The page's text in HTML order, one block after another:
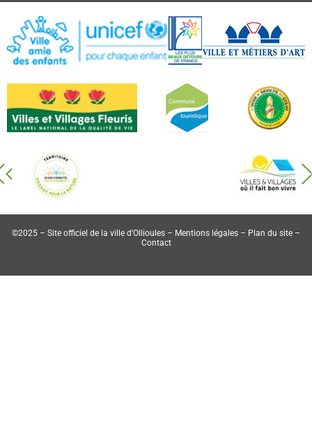
©2025 – Site officiel de la ville d’Ollioules – Mentions légales – Plan du site –
Contact